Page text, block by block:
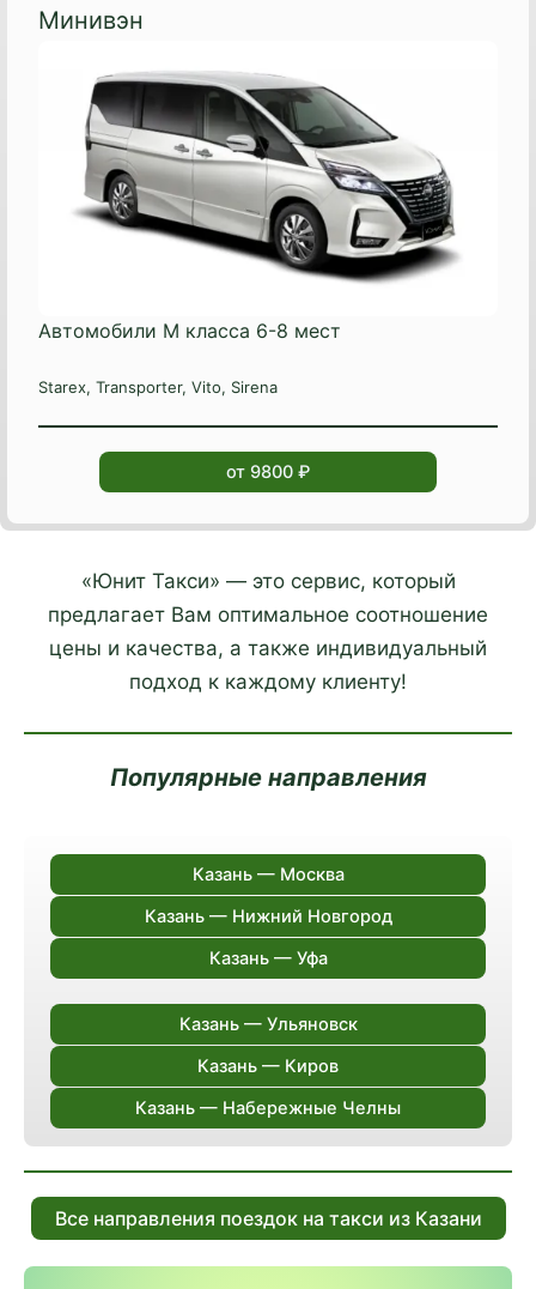
Минивэн
Автомобили М класса 6-8 мест
Starex, Transporter, Vito, Sirena
от 9800 ₽
«Юнит Такси» — это сервис, который
предлагает Вам оптимальное соотношение
цены и качества, а также индивидуальный
подход к каждому клиенту!
Популярные направления
Казань — Москва
Казань — Нижний Новгород
Казань — Уфа
Казань — Ульяновск
Казань — Киров
Казань — Набережные Челны
Все направления поездок на такси из Казани